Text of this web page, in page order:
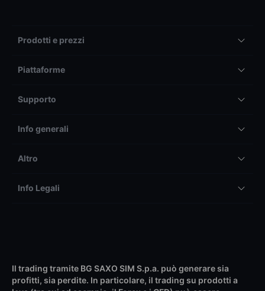
Prodotti e prezzi
Piattaforme
Supporto
Info generali
Altro
Info Legali
Il trading tramite BG SAXO SIM S.p.a. può generare sia
profitti, sia perdite. In particolare, il trading su prodotti a